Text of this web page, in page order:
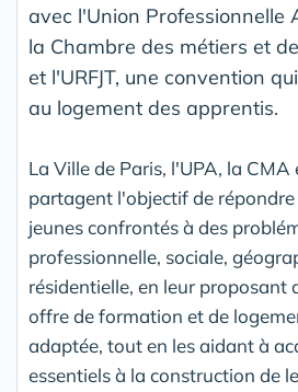
avec l'Union Professionnelle
la Chambre des métiers et
et l'URFJT, une convention
au logement des apprentis.
La Ville de Paris, l'UPA, la CMA
partagent l'objectif de
jeunes confrontés à des
professionnelle, sociale,
résidentielle, en leur proposant
offre de formation et de
adaptée, tout en les aidant à
essentiels à la construction de